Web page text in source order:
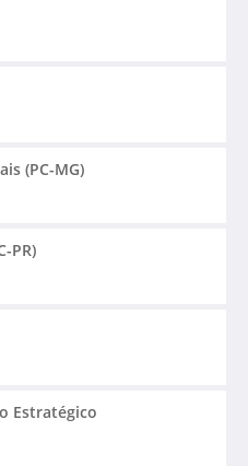
(PC-MG)
PR)
Estratégico